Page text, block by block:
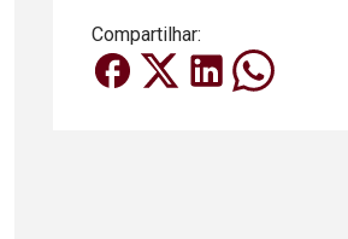
Compartilhar: